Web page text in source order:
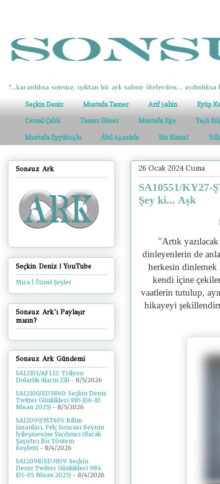
"...karanlıksa sonsuz, ışıktan bir ark salınır ötelerden... aydınlıksa
Seçkin Deniz Mustafa Tamer Arif Şahin Eyüp
Cemal Çalık Tamer Güner Mustafa Ege Yaşlı
Mustafa Eyyüboğlu Âkil Ağazâde Biz Kimiz?
26 Ocak 2024 Cuma
SA10551/KY27-
Şey ki... Aşk
"Artık
dinleyenlerin de
herkesin dinlemek
kendi içine
vaatlerin tutulup,
hikayeyi
Sonsuz Ark
Seçkin Deniz | YouTube
Mıra | Öznel Şeyler
Sonsuz Ark'ı Paylaşır
mısın?
Sonsuz Ark Gündemi
SA12101/AF132: Trilyon
Dolarlık Alarm Zili - 8/5/2026
SA12100/SD3860: Seçkin Deniz
Twitter Günlükleri 985 (06-10
Nisan 2025) - 8/5/2026
SA12099/MT495: Bilim
insanları, Felç Sonrası Beynin
İyileşmesine Yardımcı Olacak
Şaşırtıcı Bir Yöntem
Keşfetti - 8/4/2026
SA12098/SD3859: Seçkin
Deniz Twitter Günlükleri 984
(01-05 Nisan 2025) - 8/4/2026